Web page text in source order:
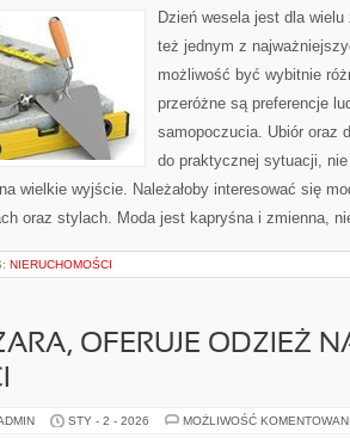
Dzień wesela jest dla
też jednym z
możliwość być wybitnie
przeróżne są preferencje
samopoczucia. Ubiór oraz
do praktycznej sytuacji,
wielkie wyjście. Należałoby interesować się
oraz stylach. Moda jest kapryśna i zmienna,
NIERUCHOMOŚCI
OFERUJE ODZIEŻ
STY - 2 - 2026 MOŻLIWOŚĆ